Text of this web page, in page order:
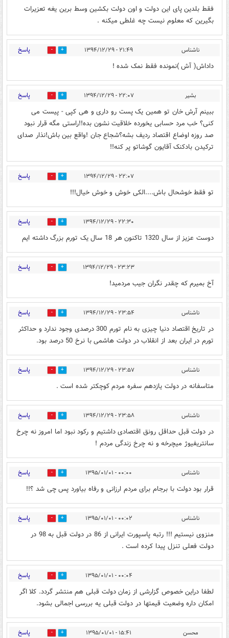
فقط بلدین پای این دولت و اون دولت بکشین وسط برین یغه تعزیرات
بگیرین که معلوم نیست چه غلطی میکنه .
ناشناس ۲۱:۴۹ - ۱۳۹۴/۱۲/۲۹ 0 پاسخ
داداش( آش )نمونده فقط نمک شده !
بشیر ۲۲:۰۷ - ۱۳۹۴/۱۲/۲۹ 0 پاسخ
ببینم آرش خان تو همین یک پست رو داری و هی کپی - پیست می
کنی؟ خب مرد حسابی یخورده خلاقیت نشون بده!!راستی مگه قرار نبود
صد روزه اوضاع اقتصاد ردیف بشه؟شجاع جان !واقع بین باش!نذار صدای
ترکیدن بادکنک آقایون گوشاتو پر کنه!!
۲۲:۰۷ - ۱۳۹۴/۱۲/۲۹ 0 پاسخ
تو فقط خوشحال باش....الکی خوش و خوش خیال!!!
۲۲:۳۰ - ۱۳۹۴/۱۲/۲۹ 0 پاسخ
دوست عزیز از سال 1320 تاکنون هر 18 سال یک تورم بزرگ داشته ایم
۲۳:۲۳ - ۱۳۹۴/۱۲/۲۹ 0 پاسخ
آخ بمیرم که چقدر نگران جیب مردمید!
ناشناس ۲۳:۵۴ - ۱۳۹۴/۱۲/۲۹ 0 پاسخ
در تاریخ اقتصاد دنیا چیزی به نام تورم 300 درصدی وجود ندارد و حداکثر
تورم در ایران بعد از انقلاب در دولت هاشمی با نرخ 50 درصد بود.
ناشناس ۲۳:۵۷ - ۱۳۹۴/۱۲/۲۹ 0 پاسخ
متاسفانه در دولت یازدهم سفره مردم کوچکتر شده است .
ناشناس ۲۳:۵۸ - ۱۳۹۴/۱۲/۲۹ 0 پاسخ
در دولت قبل حداقل رونق اقتصادی داشتیم و رکود نبود اما امروز نه چرخ
سانتریفیوژ میچرخه و نه چرخ زندگی مردم !
ناشناس ۰۰:۰۰ - ۱۳۹۵/۰۱/۰۱ 0 پاسخ
قرار بود دولت با برجام برای مردم ارزانی و رفاه بیاورد پس چی شد ؟!!
ناشناس ۰۰:۰۲ - ۱۳۹۵/۰۱/۰۱ 0 پاسخ
منزوی نیستیم !!! رتبه پاسپورت ایرانی از 86 در دولت قبل به 98 در
دولت فعلی تنزل پیدا کرده است .
۰۰:۰۴ - ۱۳۹۵/۰۱/۰۱ 0 پاسخ
لطفا دراین خصوص گزارشی از زمان دولت قبلی هم منتشر گردد. کلا اگر
امکان داره وضعیت قیمتها در دولت قبلی یه بررسی اجمالی بشود.
محسن ۱۵:۴۱ - ۱۳۹۵/۰۱/۰۱ 0 پاسخ